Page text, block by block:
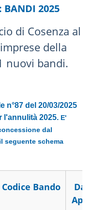
BANDI 2025
di Cosenza al
della
nuovi bandi.
n°87 del 20/03/2025
l'annulità 2025. E'
dal
seguente schema
Codice Bando